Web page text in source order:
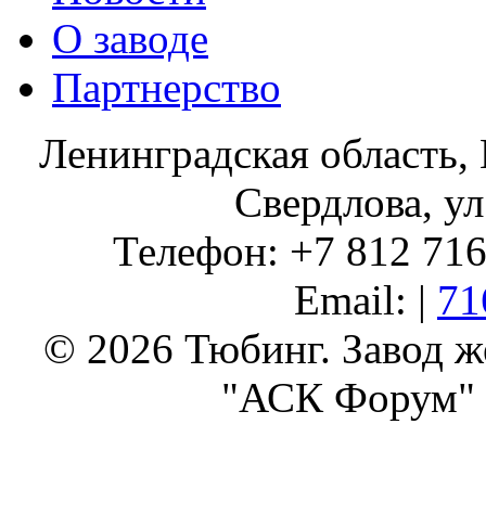
О заводе
Партнерство
Ленинградская
Свердлова,
Телефон: +7 812
Email: |
© 2026 Тюбинг. Завод
"АСК Форум"